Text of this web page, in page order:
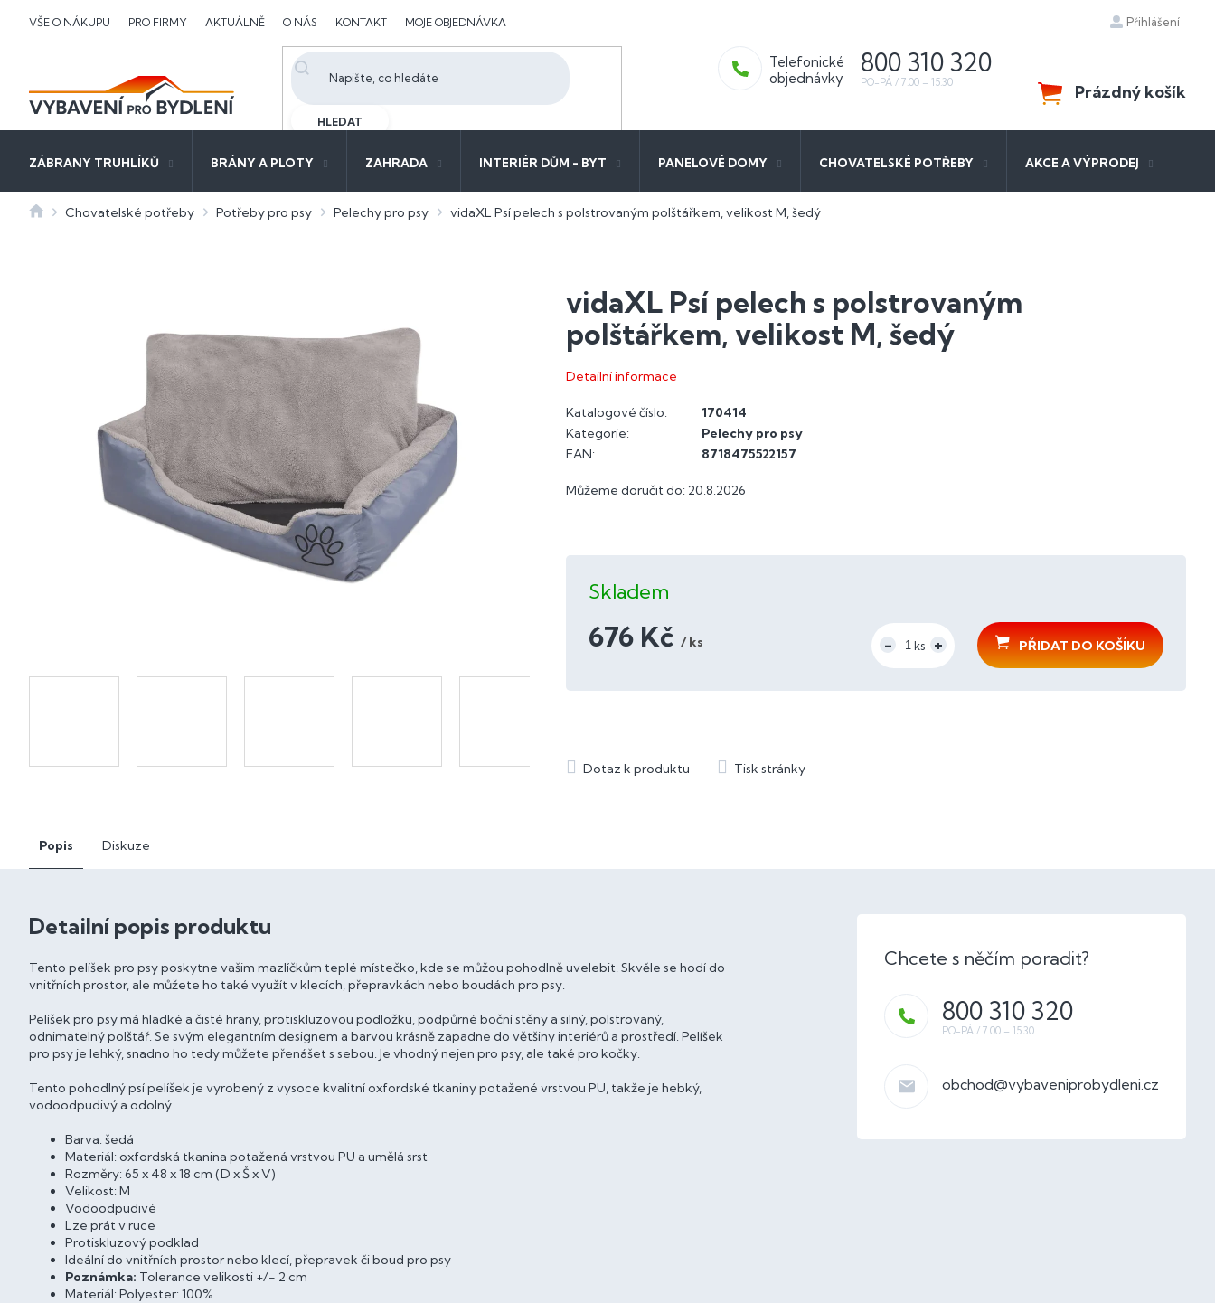
VŠE O NÁKUPU PRO FIRMY AKTUÁLNĚ O NÁS KONTAKT MOJE OBJEDNÁVKA Přihlášení
HLEDAT
800 310 320
NÁKUPNÍ
KOŠÍK
Prázdný košík
ZÁBRANY TRUHLÍKŮ BRÁNY A PLOTY ZAHRADA INTERIÉR DŮM - BYT PANELOVÉ DOMY CHOVATELSKÉ POTŘEBY AKCE A VÝPRODEJ
DomůChovatelské potřeby Potřeby pro psy Pelechy pro psy vidaXL Psí pelech s polstrovaným polštářkem, velikost M, šedý
vidaXL Psí pelech s polstrovaným
polštářkem, velikost M, šedý
Můžeme doručit do: 20.8.2026
Skladem
676 Kč / ks
PŘIDAT DO KOŠÍKU
Detailní informace
Katalogové číslo:
170414
Kategorie:
Pelechy pro psy
EAN: 8718475522157
Popis Diskuze
Detailní popis produktu
Tento pelíšek pro psy poskytne vašim mazlíčkům teplé místečko, kde se můžou pohodlně uvelebit. Skvěle se hodí do
vnitřních prostor, ale můžete ho také využít v klecích, přepravkách nebo boudách pro psy.
Pelíšek pro psy má hladké a čisté hrany, protiskluzovou podložku, podpůrné boční stěny a silný, polstrovaný,
odnimatelný polštář. Se svým elegantním designem a barvou krásně zapadne do většiny interiérů a prostředí. Pelíšek
pro psy je lehký, snadno ho tedy můžete přenášet s sebou. Je vhodný nejen pro psy, ale také pro kočky.
Tento pohodlný psí pelíšek je vyrobený z vysoce kvalitní oxfordské tkaniny potažené vrstvou PU, takže je hebký,
vodoodpudivý a odolný.
Barva: šedá
Materiál: oxfordská tkanina potažená vrstvou PU a umělá srst
Rozměry: 65 x 48 x 18 cm (D x Š x V)
Velikost: M
Vodoodpudivé
Lze prát v ruce
Protiskluzový podklad
Ideální do vnitřních prostor nebo klecí, přepravek či boud pro psy
Poznámka: Tolerance velikosti +/- 2 cm
Materiál: Polyester: 100%
obchod@vybaveniprobydleni.cz
800 310 320